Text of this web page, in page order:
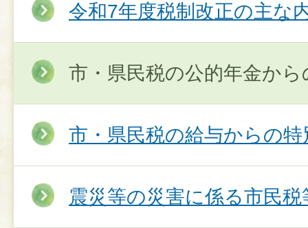
令和7年度税制改正の主な
市・県民税の公的年金か
市・県民税の給与からの
震災等の災害に係る市民